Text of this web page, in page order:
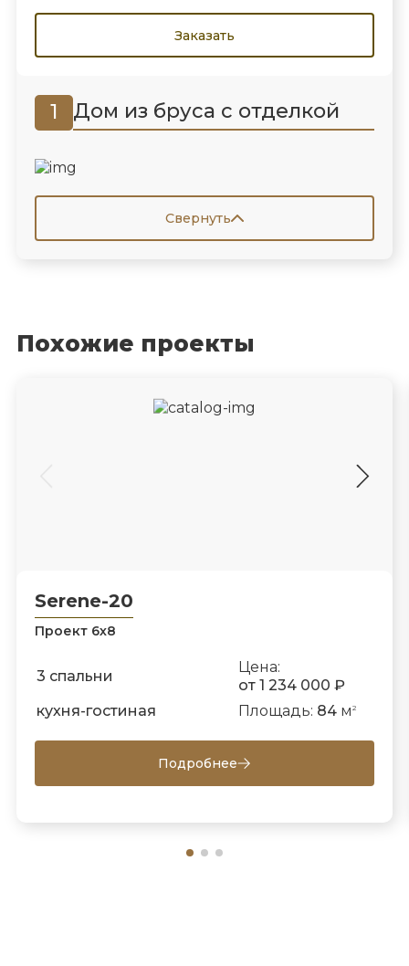
1 Дом из бруса с отделкой
Свернуть
Заказать
Похожие проекты
Serene-20
Проект 6х8
3 спальни
Цена:
от 1 234 000 ₽
кухня-гостиная
Площадь: 84м 2
Подробнее